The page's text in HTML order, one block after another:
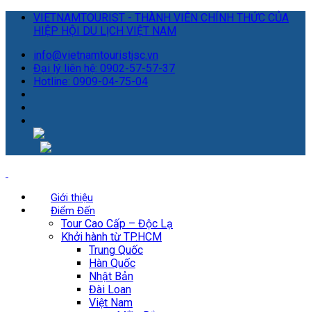
VIETNAMTOURIST - THÀNH VIÊN CHÍNH THỨC CỦA
HIỆP HỘI DU LỊCH VIỆT NAM
info@vietnamtouristjsc.vn
Đại lý liên hệ: 0902-57-57-37
Hotline: 0909-04-75-04
Giới thiệu
Điểm Đến
Tour Cao Cấp – Độc Lạ
Khởi hành từ TP.HCM
Trung Quốc
Hàn Quốc
Nhật Bản
Đài Loan
Việt Nam